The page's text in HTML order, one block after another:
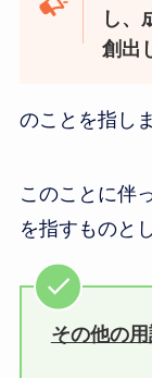
し、
創出
のことを指しま
このことに伴
を指すものと
その他の